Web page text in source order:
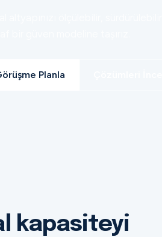
Planla
kapasiteyi